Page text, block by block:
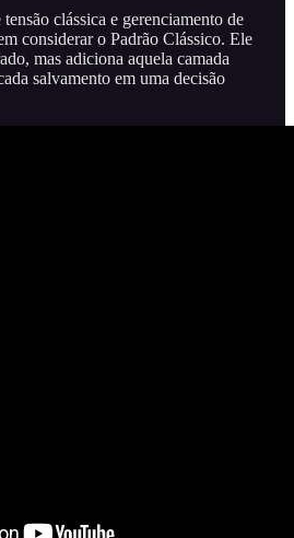
clássica e gerenciamento de
considerar o Padrão Clássico. Ele
mas adiciona aquela camada
salvamento em uma decisão